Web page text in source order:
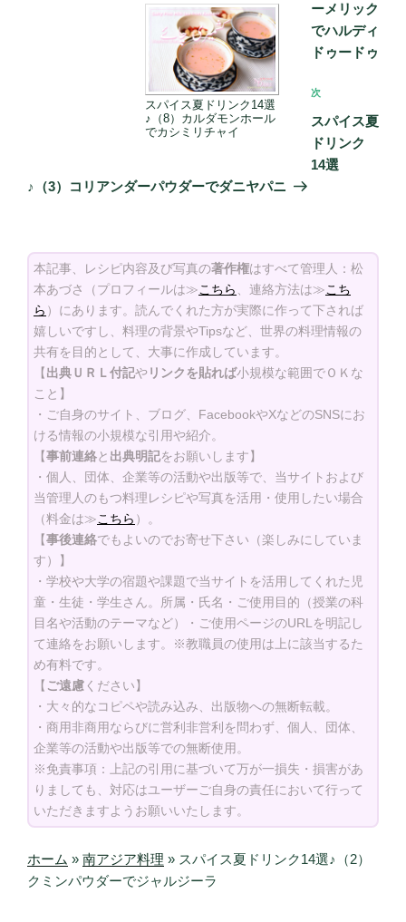
スパイス夏ドリンク14選
♪（8）カルダモンホール
でカシミリチャイ
ーメリック
でハルディ
ドゥードゥ
次
の
投
稿
次
スパイス夏
ドリンク
14選
♪（3）コリアンダーパウダーでダニヤパニ
本記事、レシピ内容及び写真の著作権はすべて管理人：松
本あづさ（プロフィールは≫こちら 、連絡方法は≫こち
ら ）にあります。読んでくれた方が実際に作って下されば
嬉しいですし、料理の背景やTipsなど、世界の料理情報の
共有を目的として、大事に作成しています。
【出典ＵＲＬ付記やリンクを貼れば小規模な範囲でＯＫな
こと】
・ご自身のサイト、ブログ、FacebookやXなどのSNSにお
ける情報の小規模な引用や紹介。
【事前連絡と 出典明記をお願いします】
・個人、団体、企業等の活動や出版等で、当サイトおよび
当管理人のもつ料理レシピや写真を活用・使用したい場合
（料金は≫こちら ）。
【事後連絡でもよいのでお寄せ下さい（楽しみにしていま
す）】
・学校や大学の宿題や課題で当サイトを活用してくれた児
童・生徒・学生さん。所属・氏名・ご使用目的（授業の科
目名や活動のテーマなど）・ご使用ページのURLを明記し
て連絡をお願いします。※教職員の使用は上に該当するた
め有料です。
【 ご遠慮ください】
・大々的なコピペや読み込み、出版物への無断転載。
・商用非商用ならびに営利非営利を問わず、個人、団体、
企業等の活動や出版等での無断使用。
※免責事項：上記の引用に基づいて万が一損失・損害があ
りましても、対応はユーザーご自身の責任において行って
いただきますようお願いいたします。
ホーム » 南アジア料理 » スパイス夏ドリンク14選♪（2）
クミンパウダーでジャルジーラ